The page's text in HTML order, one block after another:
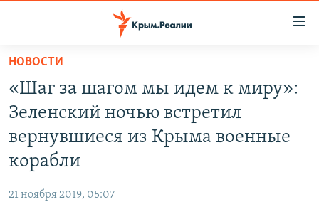
Вернуться
основному
содержанию
главной
Вернутся
КАРТА ВОЕННЫХ ОБЪЕКТОВ КРЫМА
ИСТОРИЯ
ИНТЕРАКТИВ
РАДІО СВОБОДА
НОВОСТИ
«Шаг за шагом мы идем к миру»:
Зеленский ночью встретил
вернувшиеся из Крыма военные
корабли
21 ноября 2019, 05:07